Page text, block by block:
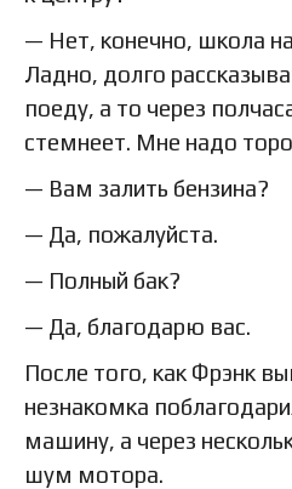
— Нет, конечно, школа
Ладно, долго
поеду, а то через
стемнеет. Мне надо
— Вам залить бензина?
— Да, пожалуйста.
— Полный бак?
— Да, благодарю вас.
После того, как Фрэнк
незнакомка
машину, а через
шум мотора.